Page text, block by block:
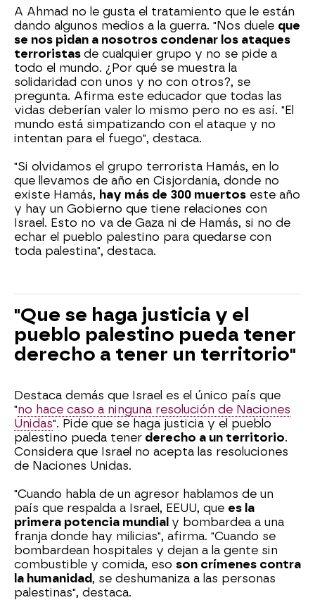
A Ahmad no le gusta el tratamiento que le están
dando algunos medios a la guerra. "Nos duele que
se nos pidan a nosotros condenar los ataques
terroristas de cualquier grupo y no se pide a
todo el mundo. ¿Por qué se muestra la
solidaridad con unos y no con otros?, se
pregunta. Afirma este educador que todas las
vidas deberían valer lo mismo pero no es así. "El
mundo está simpatizando con el ataque y no
intentan para el fuego", destaca.
"Si olvidamos el grupo terrorista Hamás, en lo
que llevamos de año en Cisjordania, donde no
existe Hamás, hay más de 300 muertos este año
y hay un Gobierno que tiene relaciones con
Israel. Esto no va de Gaza ni de Hamás, si no de
echar el pueblo palestino para quedarse con
toda palestina", destaca.
"Que se haga justicia y el
pueblo palestino pueda tener
derecho a tener un territorio"
Destaca demás que Israel es el único país que
"no hace caso a ninguna resolución de Naciones
Unidas". Pide que se haga justicia y el pueblo
palestino pueda tener derecho a un territorio.
Considera que Israel no acepta las resoluciones
de Naciones Unidas.
"Cuando habla de un agresor hablamos de un
país que respalda a Israel, EEUU, que es la
primera potencia mundial y bombardea a una
franja donde hay milicias", afirma. "Cuando se
bombardean hospitales y dejan a la gente sin
combustible y comida, eso son crímenes contra
la humanidad, se deshumaniza a las personas
palestinas", destaca.